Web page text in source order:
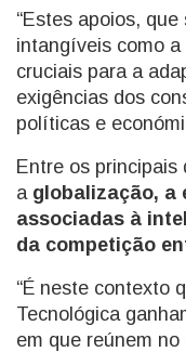
“Estes apoios,
intangíveis como
cruciais para a
exigências dos
políticas e
Entre os principais
a globalização, a
associadas à
da competição
“É neste contexto
Tecnológica
em que reúnem